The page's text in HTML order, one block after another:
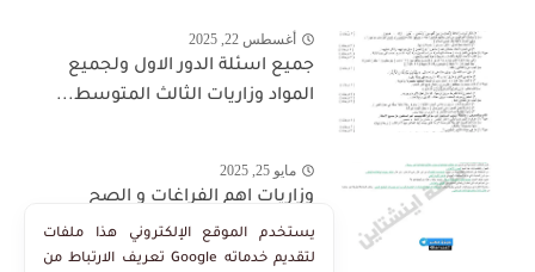
أغسطس 22, 2025
جميع اسئلة الدور الاول ولجميع
المواد وزاريات الثالث المتوسط...
مايو 25, 2025
وزاريات اهم الفراغات و الصح
والخطأ في منهج الاجتماعيات
الثالث...
يستخدم الموقع الإلكتروني هذا ملفات
تعريف الارتباط من Google لتقديم خدماته